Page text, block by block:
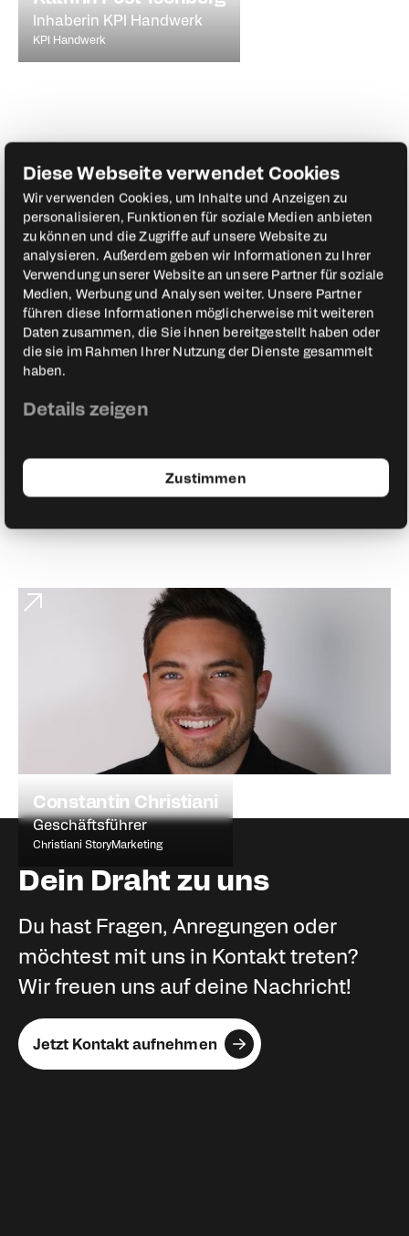
Diese Webseite verwendet Cookies
Wir verwenden Cookies, um Inhalte und Anzeigen zu
personalisieren, Funktionen für soziale Medien anbieten
zu können und die Zugriffe auf unsere Website zu
analysieren. Außerdem geben wir Informationen zu Ihrer
Verwendung unserer Website an unsere Partner für soziale
Medien, Werbung und Analysen weiter. Unsere Partner
führen diese Informationen möglicherweise mit weiteren
Daten zusammen, die Sie ihnen bereitgestellt haben oder
die sie im Rahmen Ihrer Nutzung der Dienste gesammelt
haben.
Details zeigen
Zustimmen
Inhaberin KPI Handwerk
KPI Handwerk
Norbert „Nobby“ Dickel
Stadionsprecher Borussia Dortmund
Constantin Christiani
Geschäftsführer
Christiani StoryMarketing
Dein Draht zu uns
Du hast Fragen, Anregungen oder
möchtest mit uns in Kontakt treten?
Wir freuen uns auf deine Nachricht!
Jetzt Kontakt aufnehmen